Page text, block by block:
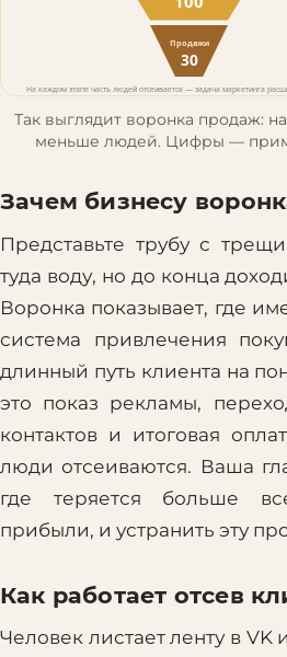
Так выглядит воронка продаж:
меньше людей. Цифры —
Зачем бизнесу
Представьте трубу с
туда воду, но до конца
Воронка показывает, где
система привлечения
длинный путь клиента на
это показ рекламы,
контактов и итоговая
люди отсеиваются. Ваша
где теряется больше
прибыли, и устранить эту
Как работает отсев
Человек листает ленту в VK